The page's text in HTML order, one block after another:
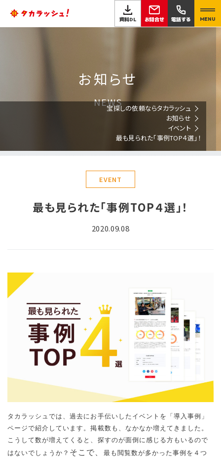
資料DL お問合せ 電話する MENU
お知らせ
NEWS宝探しの依頼ならタカラッシュ
お知らせ
イベント
最も見られた「事例TOP４選」！
EVENT
最も見られた「事例TOP４選」！
2020.09.08
タカラッシュでは、過去にお手伝いしたイベントを「導入事例」
ページで紹介しています。掲載数も、なかなか増えてきました。
こうして数が増えてくると、探すのが面倒に感じる方もいるので
はないでしょうか？ そこで、 最も閲覧数が多かった事例を４つ